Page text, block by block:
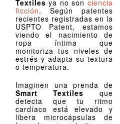
Textiles ya no son ciencia
ficción. Según patentes
recientes registradas en la
USPTO Patent, estamos
viendo el nacimiento de
ropa íntima que
monitoriza tus niveles de
estrés y adapta su textura
o temperatura.
Imaginen una prenda de
Smart Textiles que
detecta que tu ritmo
cardíaco está elevado y
libera microcápsulas de